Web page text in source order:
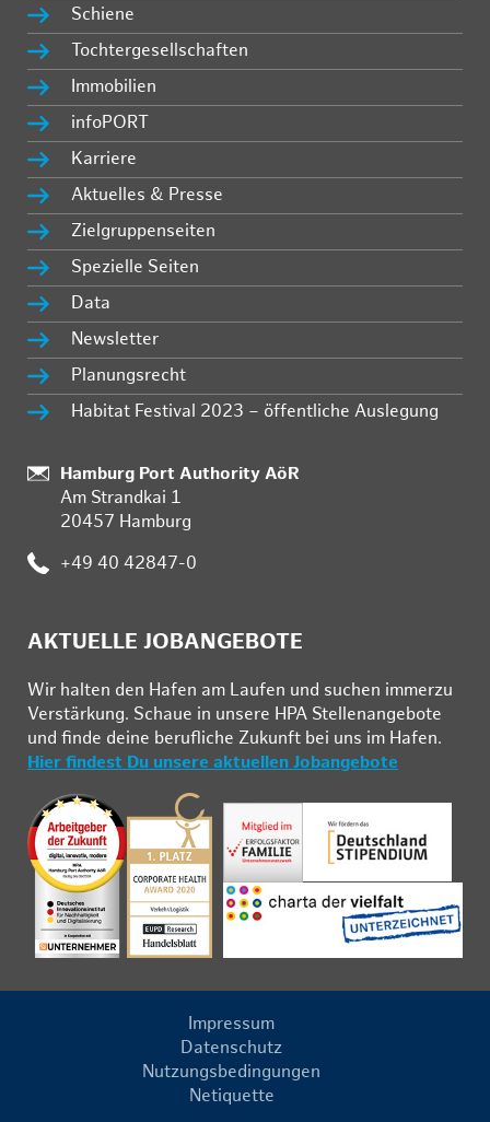
Schiene
Tochtergesellschaften
Immobilien
infoPORT
Karriere
Aktuelles & Presse
Zielgruppenseiten
Spezielle Seiten
Data
Newsletter
Planungsrecht
Habitat Festival 2023 – öffentliche Auslegung
Standort:
Hamburg Port Authority AöR
Am Strandkai 1
20457 Hamburg
Telefon:
+49 40 42847-0
AKTUELLE JOBANGEBOTE
Wir hal­ten den Ha­fen am Lau­fen und su­chen im­mer­zu
Ver­stär­kung. Schau­e in un­se­re HPA Stel­len­an­ge­bo­te
und fin­de deine be­ruf­li­che Zu­kunft bei uns im Ha­fen.
Hier findest Du unsere aktuellen Jobangebote
Impressum
Datenschutz
Nutzungsbedingungen
Netiquette